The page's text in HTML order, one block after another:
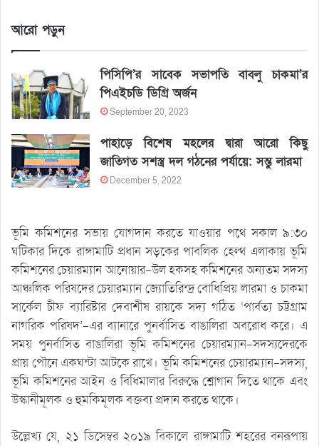
আরো পড়ুন
পিসিপি’র সাবেক সভাপতি বাবলু চাকমা’র
পিএইচডি ডিগ্রি অর্জন
September 20, 2023
পাহাড়ে বিশেষ মহলের দ্বারা আরো কিছু
জাতিগত সশস্ত্র দল গঠনের পর্যায়ে: সন্তু লারমা
December 5, 2022
ভূমি কমিশনের সভায় যোগদান করতে যাওয়ার পথে সকাল ৯:৩০
ঘটিকার দিকে রাঙ্গামাটি প্রধান সড়কের পাবলিক হেল্থ এলাকায় ভূমি
কমিশনের চেয়ারম্যান আনোয়ার-উল হকসহ কমিশনের অন্যতম সদস্য
আঞ্চলিক পরিষদের চেয়ারম্যান জ্যোতিরিন্দ্র বোধিপ্রিয় লারমা ও চাকমা
সার্কেল চীফ ব্যারিষ্টার দেবাশীষ রায়কে সদ্য গঠিত ‘পার্বত্য চট্টগ্রাম
নাগরিক পরিষদ’-এর ব্যানারে পুনর্বাসিত বাঙালিরা অবরোধ করে। এ
সময় পুনর্বাসিত বাঙালিরা ভূমি কমিশনের চেয়ারম্যান-সদস্যদেরকে
প্রায় পৌনে একঘন্টা আটকে রাখে। ভূমি কমিশনের চেয়ারম্যান-সদস্য,
ভূমি কমিশনের আইন ও বিধিমালার বিরুদ্ধে শ্লোগান দিতে থাকে এবং
উস্কানীমূলক ও হুমকিমূলক বক্তব্য প্রদান করতে থাকে।
উল্লেখ্য যে, ২১ ডিসেম্বর ২০১৯ বিকালে রাঙ্গামাটি শহরের বনরূপায়